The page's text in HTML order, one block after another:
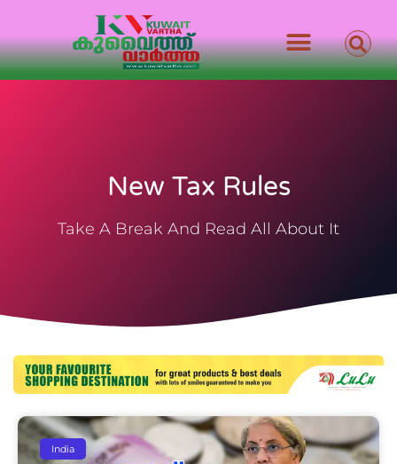
New Tax Rules
Take A Break And Read All About It
India